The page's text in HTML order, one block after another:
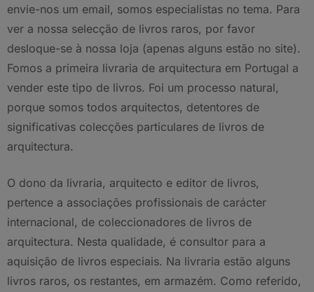
envie-nos um email, somos especialistas no tema. Para
ver a nossa selecção de livros raros, por favor
desloque-se à nossa loja (apenas alguns estão no site).
Fomos a primeira livraria de arquitectura em Portugal a
vender este tipo de livros. Foi um processo natural,
porque somos todos arquitectos, detentores de
significativas colecções particulares de livros de
arquitectura.
O dono da livraria, arquitecto e editor de livros,
pertence a associações profissionais de carácter
internacional, de coleccionadores de livros de
arquitectura. Nesta qualidade, é consultor para a
aquisição de livros especiais. Na livraria estão alguns
livros raros, os restantes, em armazém. Como referido,